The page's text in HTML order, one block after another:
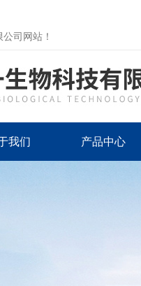
司网站！
我们 产品中心